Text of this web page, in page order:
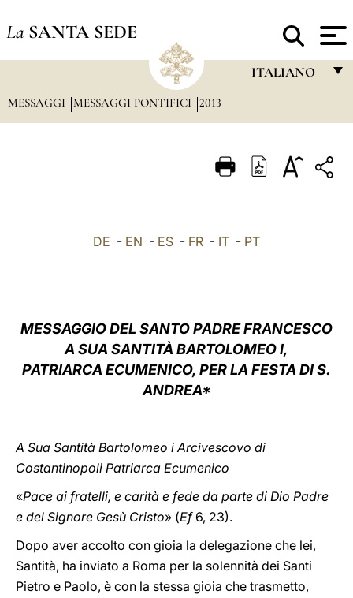
La SANTA SEDE
ITALIANO
ITALIANO
中文
LATINE
MESSAGGI MESSAGGI PONTIFICI 2013
DE - EN - ES - FR - IT - PT
MESSAGGIO DEL SANTO PADRE FRANCESCO
A SUA SANTITÀ BARTOLOMEO I,
PATRIARCA ECUMENICO, PER LA FESTA DI S.
ANDREA*
A Sua Santità Bartolomeo i Arcivescovo di
Costantinopoli Patriarca Ecumenico
«Pace ai fratelli, e carità e fede da parte di Dio Padre
e del Signore Gesù Cristo» (Ef6, 23).
Dopo aver accolto con gioia la delegazione che lei,
Santità, ha inviato a Roma per la solennità dei Santi
Pietro e Paolo, è con la stessa gioia che trasmetto,